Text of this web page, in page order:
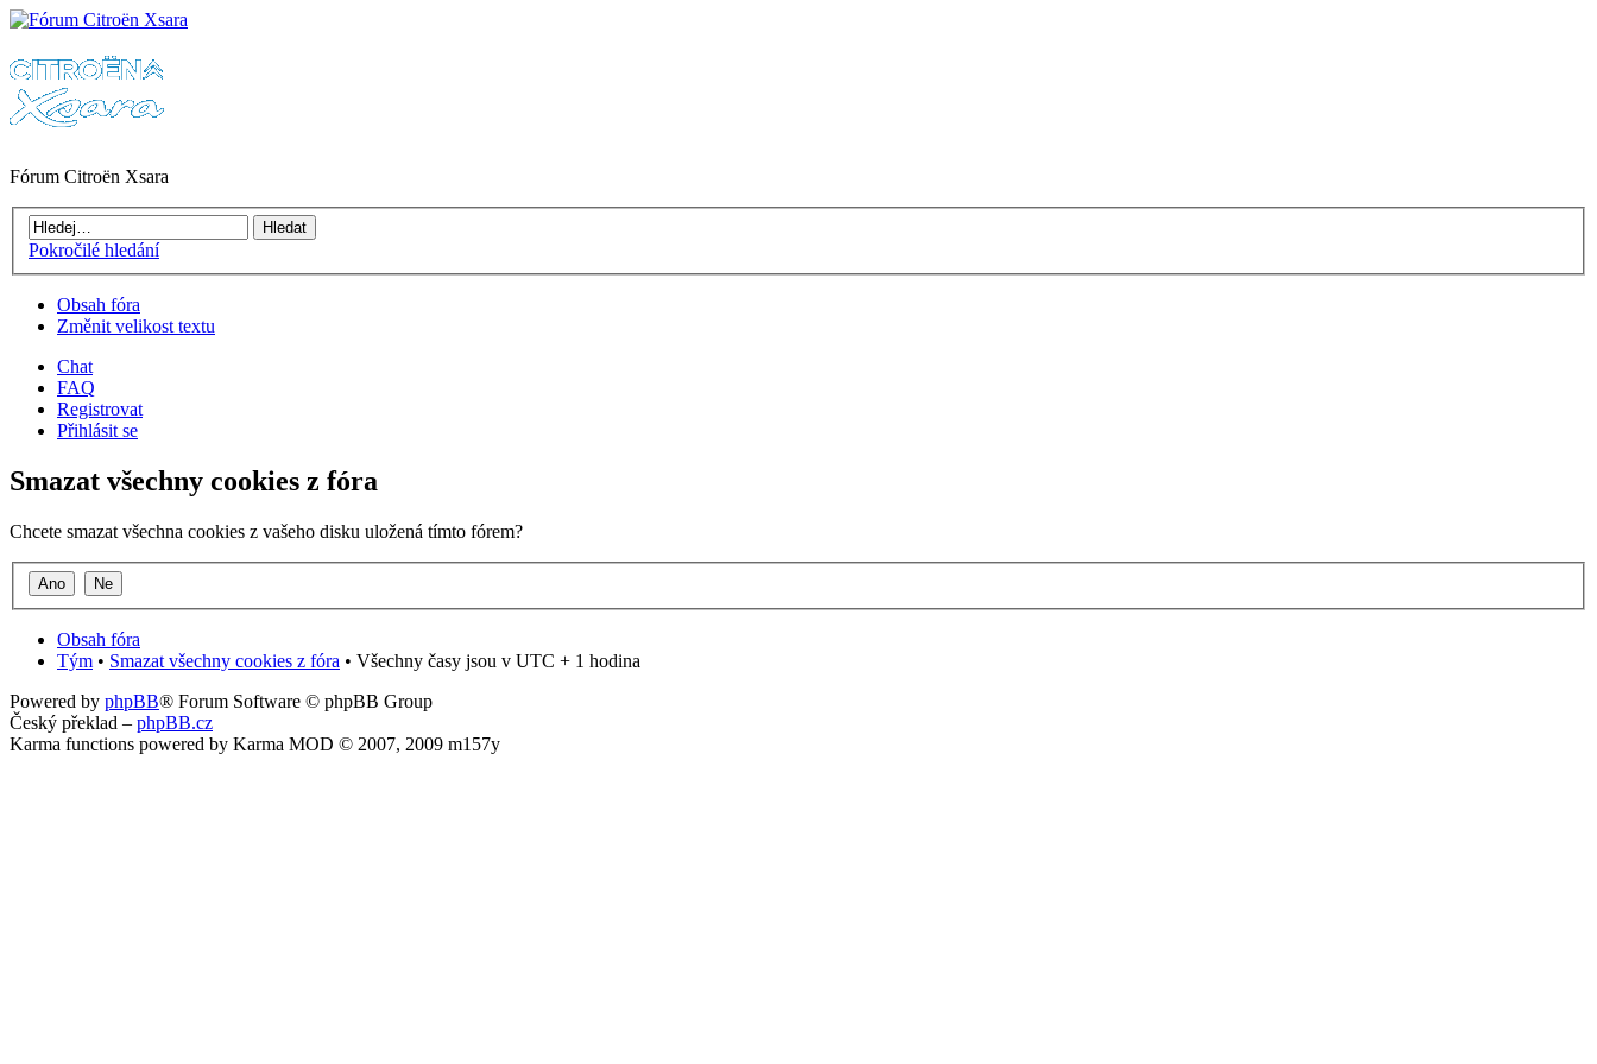
Fórum Citroën Xsara
Pokročilé hledání
Obsah fóra
Změnit velikost textu
Chat
FAQ
Registrovat
Přihlásit se
Smazat všechny cookies z fóra
Chcete smazat všechna cookies z vašeho disku uložená tímto fórem?
Obsah fóra
Tým • Smazat všechny cookies z fóra • Všechny časy jsou v UTC + 1 hodina
Powered by phpBB® Forum Software © phpBB Group
Český překlad – phpBB.cz
Karma functions powered by Karma MOD © 2007, 2009 m157y